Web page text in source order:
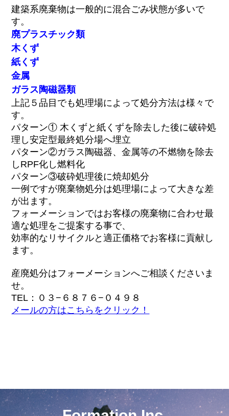
建築系廃棄物は一般的に混合ごみ状態が多いで
す。
廃プラスチック類
木くず
紙くず
金属
ガラス陶磁器類
上記５品目でも処理場によって処分方法は様々で
す。
パターン① 木くずと紙くずを除去した後に破砕処
理し安定型最終処分場へ埋立
パターン②ガラス陶磁器、金属等の不燃物を除去
しRPF化し燃料化
パターン③破砕処理後に焼却処分
一例ですが廃棄物処分は処理場によって大きな差
が出ます。
フォーメーションではお客様の廃棄物に合わせ最
適な処理をご提案する事で、
効率的なリサイクルと適正価格でお客様に貢献し
ます。
産廃処分はフォーメーションへご相談くださいま
せ。
TEL：０３−６８７６−０４９８
メールの方はこちらをクリック！